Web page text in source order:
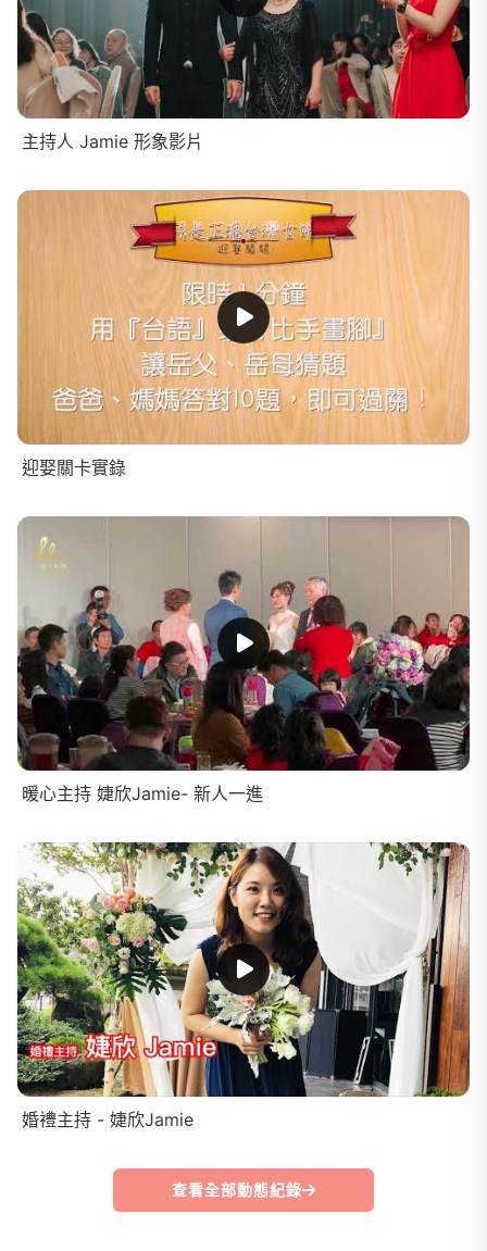
主持人 Jamie 形象影片
迎娶關卡實錄
暖心主持 婕欣Jamie- 新人一進
婚禮主持 - 婕欣Jamie
查看全部動態紀錄